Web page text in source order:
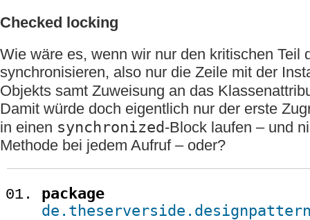
Checked locking
Wie wäre es, wenn wir nur den kritischen Teil
synchronisieren, also nur die Zeile mit der
Objekts samt Zuweisung an das
Damit würde doch eigentlich nur der erste
in einen synchronized-Block laufen – und
Methode bei jedem Aufruf – oder?
package